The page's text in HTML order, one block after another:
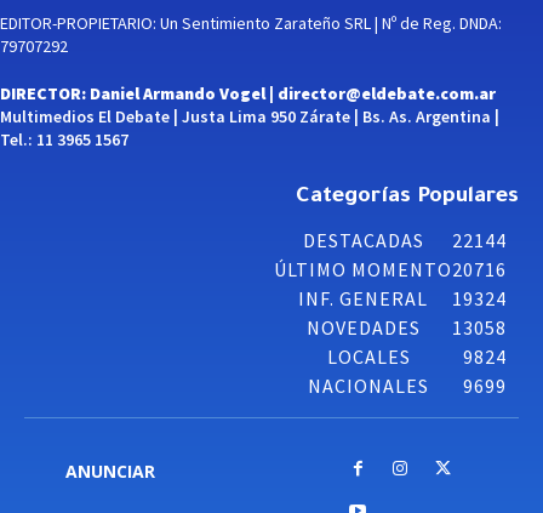
EDITOR-PROPIETARIO: Un Sentimiento Zarateño SRL | Nº de Reg. DNDA:
79707292
DIRECTOR: Daniel Armando Vogel | director@eldebate.com.ar
Multimedios El Debate | Justa Lima 950 Zárate | Bs. As. Argentina |
Tel.: 11 3965 1567
Categorías Populares
DESTACADAS
22144
ÚLTIMO MOMENTO20716
INF. GENERAL
19324
NOVEDADES
13058
LOCALES
9824
NACIONALES
9699
ANUNCIAR